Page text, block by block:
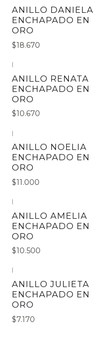
ANILLO DANIELA
ENCHAPADO EN
ORO
$18.670
|
ANILLO RENATA
ENCHAPADO EN
ORO
$10.670
|
ANILLO NOELIA
ENCHAPADO EN
ORO
$11.000
|
ANILLO AMELIA
ENCHAPADO EN
ORO
$10.500
|
ANILLO JULIETA
ENCHAPADO EN
ORO
$7.170